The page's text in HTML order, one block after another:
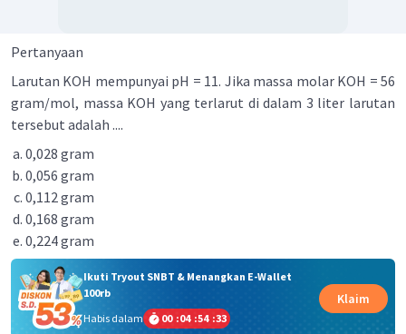
Pertanyaan
Larutan KOH mempunyai pH = 11. Jika massa molar KOH = 56
gram/mol, massa KOH yang terlarut di dalam 3 liter larutan
tersebut adalah ....
0,028 gram
0,056 gram
0,112 gram
0,168 gram
0,224 gram
Ikuti Tryout SNBT & Menangkan E-Wallet
100rb
Habis dalam
00 :04 :54 :32
Klaim